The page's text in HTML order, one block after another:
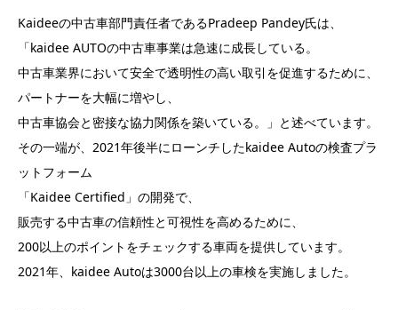
Kaideeの中古車部門責任者であるPradeep Pandey氏は、
「kaidee AUTOの中古車事業は急速に成長している。
中古車業界において安全で透明性の高い取引を促進するために、
パートナーを大幅に増やし、
中古車協会と密接な協力関係を築いている。」と述べています。
その一端が、2021年後半にローンチしたkaidee Autoの検査プラ
ットフォーム
「Kaidee Certified」の開発で、
販売する中古車の信頼性と可視性を高めるために、
200以上のポイントをチェックする車両を提供しています。
2021年、kaidee Autoは3000台以上の車検を実施しました。